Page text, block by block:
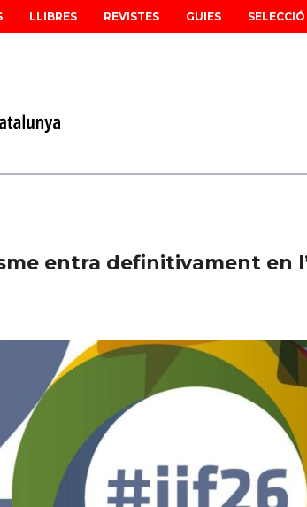
LLIBRES REVISTES GUIES
entra definitivament en